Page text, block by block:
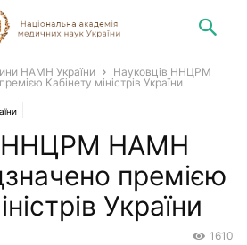
НАМН України
Науковців ННЦРМ
Кабінету міністрів України
ННЦРМ НАМН
премією
України
1610